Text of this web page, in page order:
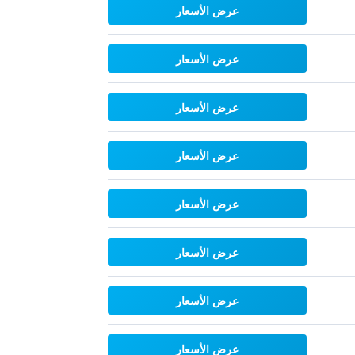
عرض الأسعار
عرض الأسعار
عرض الأسعار
عرض الأسعار
عرض الأسعار
عرض الأسعار
عرض الأسعار
عرض الأسعار